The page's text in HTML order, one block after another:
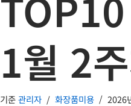
1월 2
기준관리자 화장품미용 2026